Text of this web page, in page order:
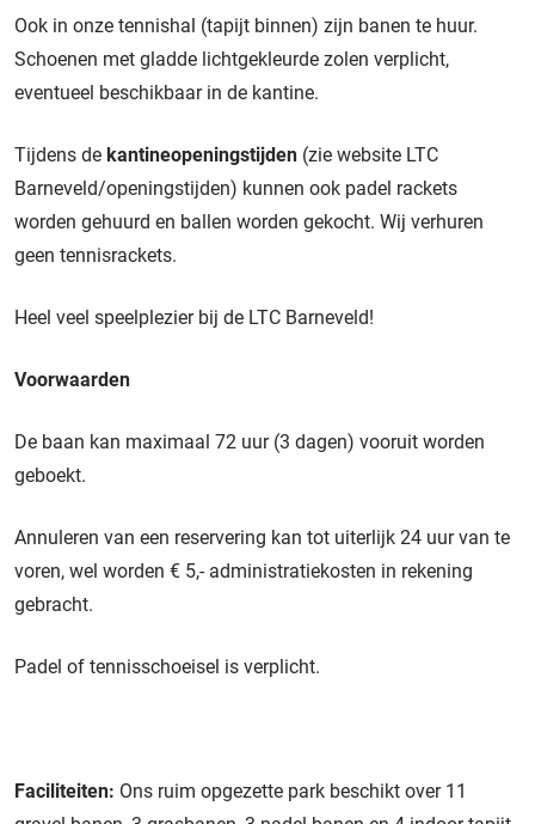
Ook in onze tennishal (tapijt binnen) zijn banen te huur.
Schoenen met gladde lichtgekleurde zolen verplicht,
eventueel beschikbaar in de kantine.
Tijdens de kantineopeningstijden (zie website LTC
Barneveld/openingstijden) kunnen ook padel rackets
worden gehuurd en ballen worden gekocht. Wij verhuren
geen tennisrackets.
Heel veel speelplezier bij de LTC Barneveld!
Voorwaarden
De baan kan maximaal 72 uur (3 dagen) vooruit worden
geboekt.
Annuleren van een reservering kan tot uiterlijk 24 uur van te
voren, wel worden € 5,- administratiekosten in rekening
gebracht.
Padel of tennisschoeisel is verplicht.
Faciliteiten: Ons ruim opgezette park beschikt over 11